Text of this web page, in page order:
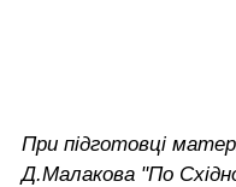
При підготовці
Д.Малакова "По